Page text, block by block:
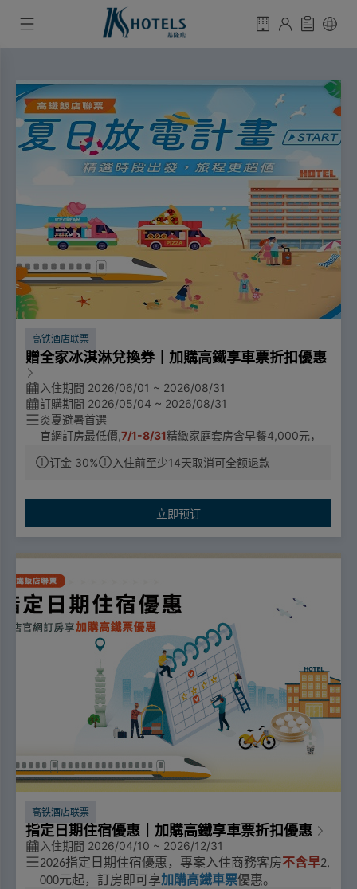
高铁酒店联票
贈全家冰淇淋兌換券｜加購高鐵享車票折扣優惠
入住期間 2026/06/01 ~ 2026/08/31
訂購期間 2026/05/04 ~ 2026/08/31
炎夏避暑首選
官網訂房最低價,7/1-8/31精緻家庭套房含早餐4,000元，
🔼成人票：標準車廂對號座或商務車廂搭乘享全票票價95
🔼優待票：符合敬老、愛心、孩童身分者，享全額票價之5
订金 30% 入住前至少14天取消可全额退款
立即预订
高铁酒店联票
指定日期住宿優惠｜加購高鐵享車票折扣優惠
入住期間 2026/04/10 ~ 2026/12/31
2026指定日期住宿優惠，專案入住商務客房不含早2,
000元起，訂房即可享加購高鐵車票優惠。